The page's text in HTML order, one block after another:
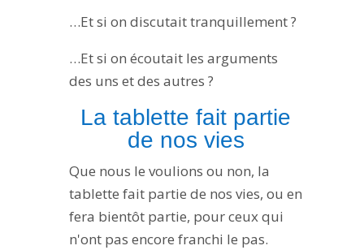
…Et si on discutait tranquillement ?
…Et si on écoutait les arguments
des uns et des autres ?
La tablette fait partie
de nos vies
Que nous le voulions ou non, la
tablette fait partie de nos vies, ou en
fera bientôt partie, pour ceux qui
n'ont pas encore franchi le pas.